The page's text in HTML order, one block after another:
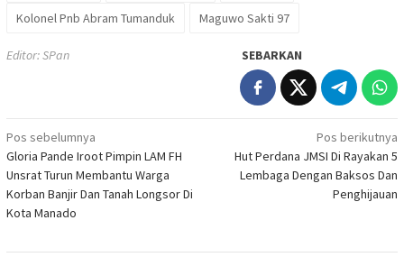
Kolonel Pnb Abram Tumanduk
Maguwo Sakti 97
Editor: SPan SEBARKAN
Navigasi
pos
Pos sebelumnya
Gloria Pande Iroot Pimpin LAM FH
Unsrat Turun Membantu Warga
Korban Banjir Dan Tanah Longsor Di
Kota Manado
Pos berikutnya
Hut Perdana JMSI Di Rayakan 5
Lembaga Dengan Baksos Dan
Penghijauan